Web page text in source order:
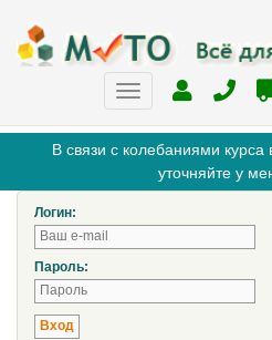
В связи с колебаниями
уточняйте у
Логин:
Пароль: